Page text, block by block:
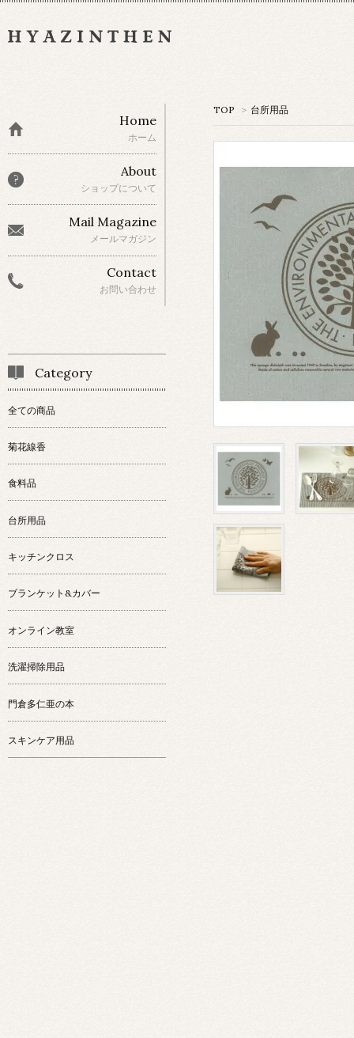
TOP > 台所用品
Home
ホーム
About
ショップについて
Mail Magazine
メールマガジン
Contact
お問い合わせ
Category
全ての商品
菊花線香
食料品
台所用品
キッチンクロス
ブランケット&カバー
オンライン教室
洗濯掃除用品
門倉多仁亜の本
スキンケア用品